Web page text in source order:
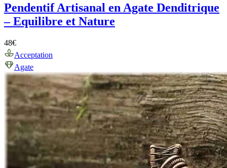
Pendentif Artisanal en Agate Denditrique
– Equilibre et Nature
48€
Acceptation
Agate